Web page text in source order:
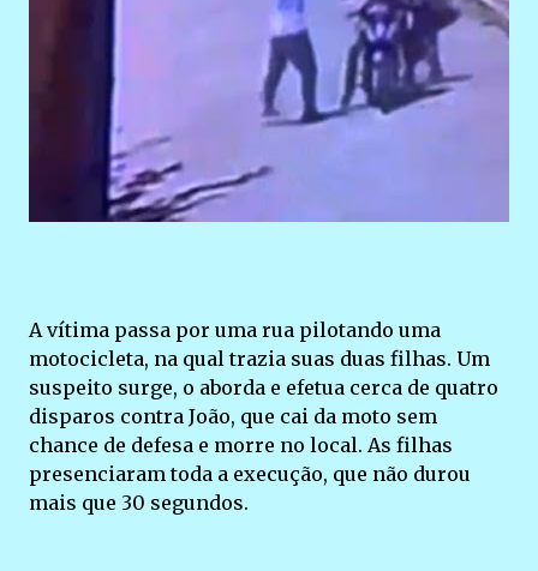
A vítima passa por uma rua pilotando uma
motocicleta, na qual trazia suas duas filhas. Um
suspeito surge, o aborda e efetua cerca de quatro
disparos contra João, que cai da moto sem
chance de defesa e morre no local. As filhas
presenciaram toda a execução, que não durou
mais que 30 segundos.